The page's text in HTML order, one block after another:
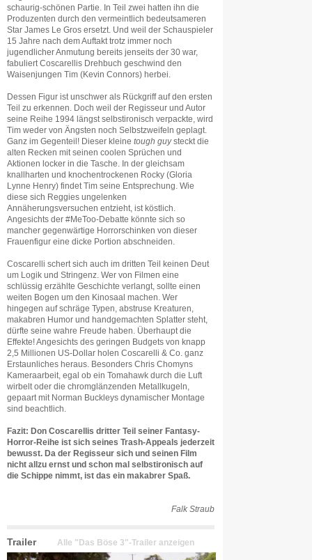
schaurig-schönen Partie. In Teil zwei hatten ihn die
Produzenten durch den vermeintlich bedeutsameren
Star James Le Gros ersetzt. Und weil der Schauspieler
15 Jahre nach dem Auftakt trotz immer noch
jugendlicher Anmutung bereits jenseits der 30 war,
fabuliert Coscarellis Drehbuch geschwind den
Waisenjungen Tim (Kevin Connors) herbei.
Dessen Figur ist unschwer als Rückgriff auf den ersten
Teil zu erkennen. Doch weil der Regisseur und Autor
seine Reihe 1994 längst selbstironisch verpackte, wird
Tim weder von Ängsten noch Selbstzweifeln geplagt.
Ganz im Gegenteil! Dieser kleine tough guysteckt die
alten Recken mit seinen coolen Sprüchen und
Aktionen locker in die Tasche. In der gleichsam
knallharten und knochentrockenen Rocky (Gloria
Lynne Henry) findet Tim seine Entsprechung. Wie
diese sich Reggies ungelenken
Annäherungsversuchen entzieht, ist köstlich.
Angesichts der #MeToo-Debatte könnte sich so
mancher gegenwärtige Horrorschinken von dieser
Frauenfigur eine dicke Portion abschneiden.
Coscarelli schert sich auch im dritten Teil keinen Deut
um Logik und Stringenz. Wer von Filmen eine
schlüssig erzählte Geschichte verlangt, sollte einen
weiten Bogen um den Kinosaal machen. Wer
hingegen auf schräge Typen, abstruse Kreaturen,
makabren Humor und handgemachten Splatter steht,
dürfte seine wahre Freude haben. Überhaupt die
Effekte! Angesichts des geringen Budgets von knapp
2,5 Millionen US-Dollar holen Coscarelli & Co. ganz
Erstaunliches heraus. Besonders Chris Chomyns
Kameraarbeit, egal ob ein Tomahawk durch die Luft
wirbelt oder die chromglänzenden Metallkugeln,
gepaart mit Norman Buckleys dynamischer Montage
sind beachtlich.
Fazit: Don Coscarellis dritter Teil seiner Fantasy-
Horror-Reihe ist sich seines Trash-Appeals jederzeit
bewusst. Da der Regisseur sich und seinen Film
nicht allzu ernst und schon mal selbstironisch auf
die Schippe nimmt, ist das ein makabrer Spaß.
Falk Straub
Trailer Alle "Das Böse 3"-Trailer anzeigen